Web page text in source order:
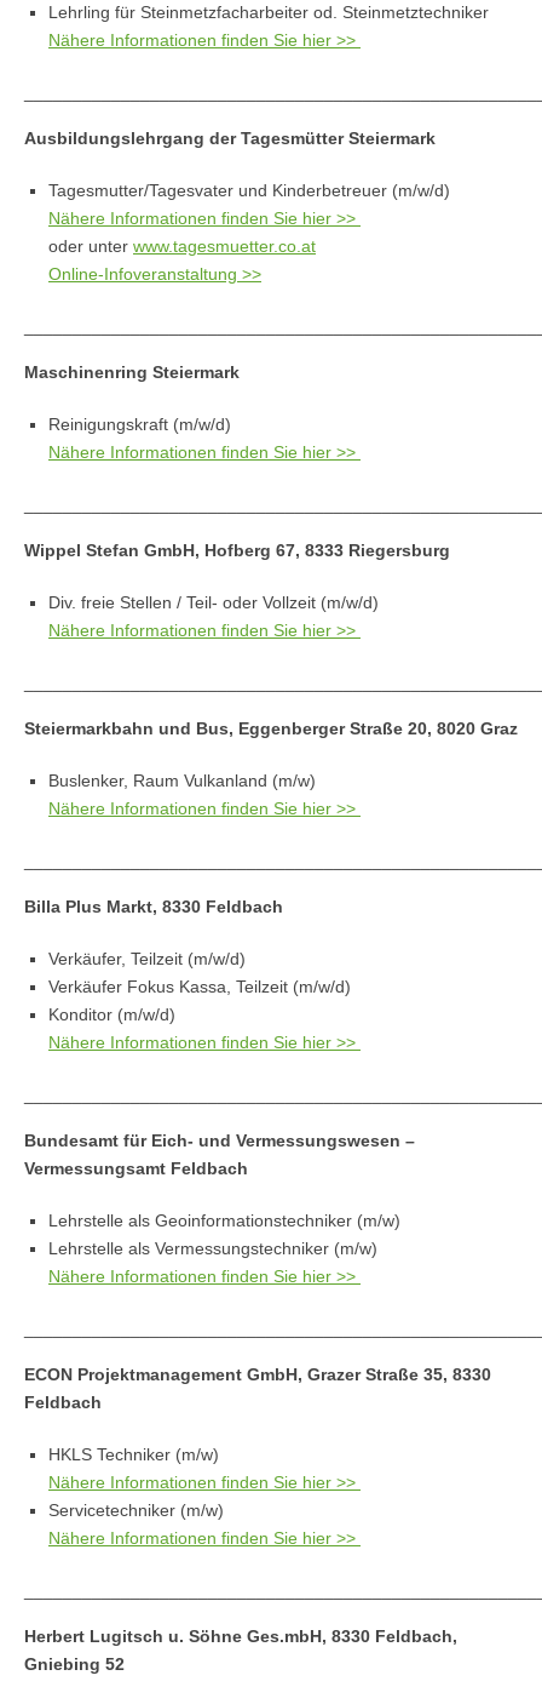
Lehrling für Steinmetzfacharbeiter od. Steinmetztechniker
Nähere Informationen finden Sie hier >>
Ausbildungslehrgang der Tagesmütter Steiermark
Tagesmutter/Tagesvater und Kinderbetreuer (m/w/d)
Nähere Informationen finden Sie hier >>
oder unter www.tagesmuetter.co.at
Online-Infoveranstaltung >>
Maschinenring Steiermark
Reinigungskraft (m/w/d)
Nähere Informationen finden Sie hier >>
Wippel Stefan GmbH, Hofberg 67, 8333 Riegersburg
Div. freie Stellen / Teil- oder Vollzeit (m/w/d)
Nähere Informationen finden Sie hier >>
Steiermarkbahn und Bus, Eggenberger Straße 20, 8020 Graz
Buslenker, Raum Vulkanland (m/w)
Nähere Informationen finden Sie hier >>
Billa Plus Markt, 8330 Feldbach
Verkäufer, Teilzeit (m/w/d)
Verkäufer Fokus Kassa, Teilzeit (m/w/d)
Konditor (m/w/d)
Nähere Informationen finden Sie hier >>
Bundesamt für Eich- und Vermessungswesen –
Vermessungsamt Feldbach
Lehrstelle als Geoinformationstechniker (m/w)
Lehrstelle als Vermessungstechniker (m/w)
Nähere Informationen finden Sie hier >>
ECON Projektmanagement GmbH, Grazer Straße 35, 8330
Feldbach
HKLS Techniker (m/w)
Nähere Informationen finden Sie hier >>
Servicetechniker (m/w)
Nähere Informationen finden Sie hier >>
Herbert Lugitsch u. Söhne Ges.mbH, 8330 Feldbach,
Gniebing 52